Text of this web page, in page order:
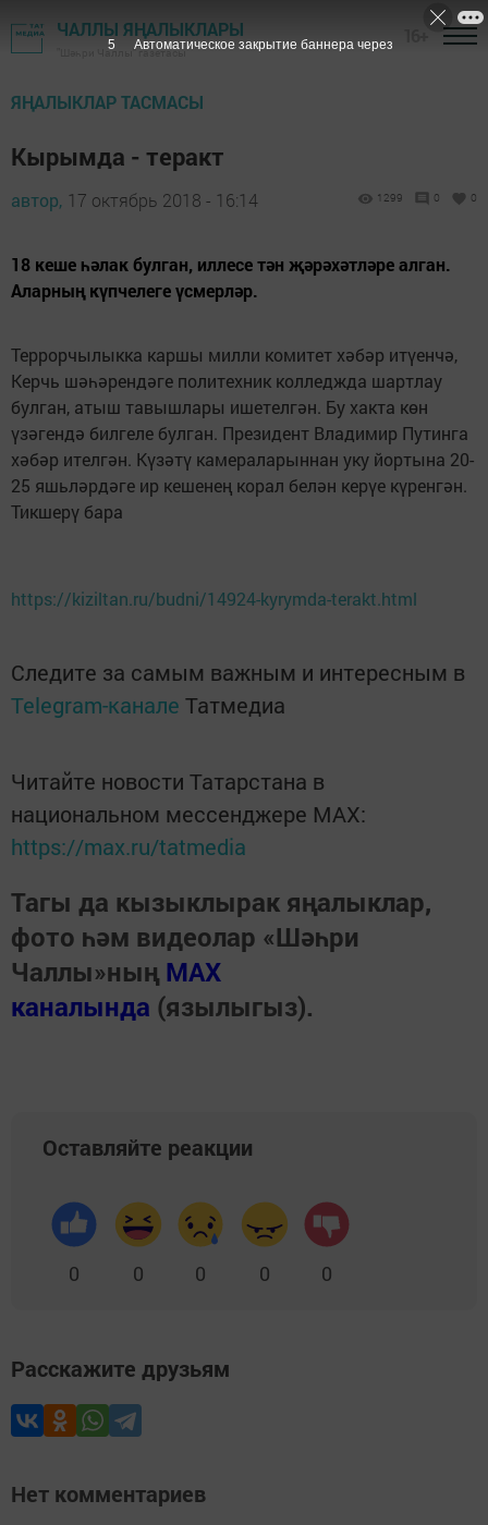
ЧАЛЛЫ ЯҢАЛЫКЛАРЫ
"Шәһри Чаллы" газетасы
ЯҢАЛЫКЛАР ТАСМАСЫ
Кырымда - теракт
автор, 17 октябрь 2018 - 16:14 1299 0 0
18 кеше һәлак булган, иллесе тән җәрәхәтләре алган.
Аларның күпчелеге үсмерләр.
Террорчылыкка каршы милли комитет хәбәр итүенчә,
Керчь шәһәрендәге политехник колледжда шартлау
булган, атыш тавышлары ишетелгән. Бу хакта көн
үзәгендә билгеле булган. Президент Владимир Путинга
хәбәр ителгән. Күзәтү камераларыннан уку йортына 20-
25 яшьләрдәге ир кешенең корал белән керүе күренгән.
Тикшерү бара
https://kiziltan.ru/budni/14924-kyrymda-terakt.html
Следите за самым важным и интересным в
Telegram-канале Татмедиа
Читайте новости Татарстана в
национальном мессенджере MАХ:
https://max.ru/tatmedia
Тагы да кызыклырак яңалыклар,
фото һәм видеолар «Шәһри
Чаллы»ның MAX
каналында (язылыгыз).
Оставляйте реакции
0 0 0 0 0
Расскажите друзьям
Нет комментариев
4 Автоматическое закрытие баннера через